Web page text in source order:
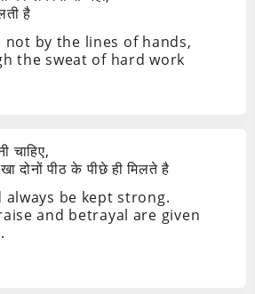
है
not by the lines of hands,
the sweat of hard work
चाहिए,
दोनों पीठ के पीछे ही मिलते है
always be kept strong.
and betrayal are given